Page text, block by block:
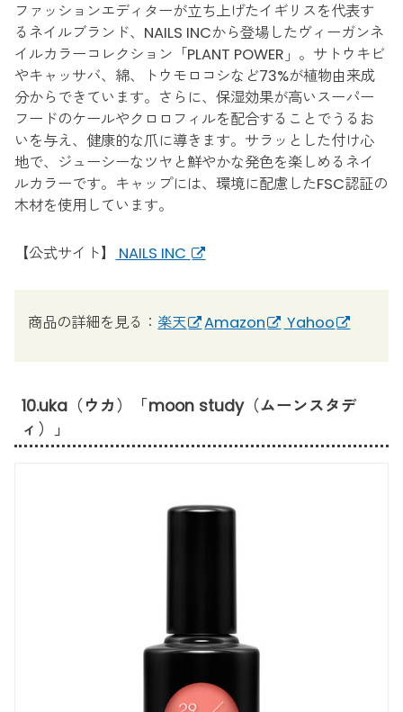
ファッションエディターが立ち上げたイギリスを代表す
るネイルブランド、NAILS INCから登場したヴィーガンネ
イルカラーコレクション「PLANT POWER」。サトウキビ
やキャッサバ、綿、トウモロコシなど73%が植物由来成
分からできています。さらに、保湿効果が高いスーパー
フードのケールやクロロフィルを配合することでうるお
いを与え、健康的な爪に導きます。サラッとした付け心
地で、ジューシーなツヤと鮮やかな発色を楽しめるネイ
ルカラーです。キャップには、環境に配慮したFSC認証の
木材を使用しています。
【公式サイト】 NAILS INC
商品の詳細を見る： 楽天 Amazon Yahoo
10.uka（ウカ）「moon study（ムーンスタデ
ィ）」